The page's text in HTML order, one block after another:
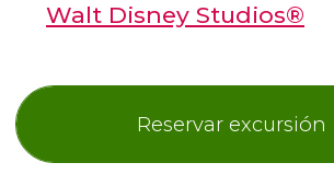
Walt Disney Studios®
Reservar excursión